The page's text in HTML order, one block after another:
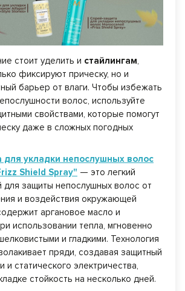
стоит уделить и стайлингам,
фиксируют прическу, но и
барьер от влаги. Чтобы избежать
волос, используйте
свойствами, которые помогут
даже в сложных погодных
укладки непослушных волос
Shield Spray" — это легкий
для защиты непослушных волос от
и воздействия окружающей
аргановое масло и
использовании тепла, мгновенно
и гладкими. Технология
пряди, создавая защитный
и статического электричества,
стойкость на несколько дней.